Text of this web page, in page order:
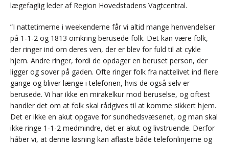
lægefaglig leder af Region Hovedstadens Vagtcentral.
”I nattetimerne i weekenderne får vi altid mange henvendelser
på 1-1-2 og 1813 omkring berusede folk. Det kan være folk,
der ringer ind om deres ven, der er blev for fuld til at cykle
hjem. Andre ringer, fordi de opdager en beruset person, der
ligger og sover på gaden. Ofte ringer folk fra nattelivet ind flere
gange og bliver længe i telefonen, hvis de også selv er
berusede. Vi har ikke en mirakelkur mod beruselse, og oftest
handler det om at folk skal rådgives til at komme sikkert hjem.
Det er ikke en akut opgave for sundhedsvæsenet, og man skal
ikke ringe 1-1-2 medmindre, det er akut og livstruende. Derfor
håber vi, at denne løsning kan aflaste både telefonlinjerne og